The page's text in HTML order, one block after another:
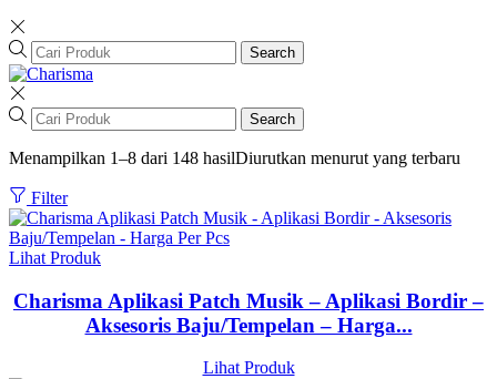
Search
Search
Menampilkan 1–8 dari 148 hasilDiurutkan menurut yang terbaru
Filter
Lihat Produk
Charisma Aplikasi Patch Musik – Aplikasi Bordir –
Aksesoris Baju/Tempelan – Harga...
Lihat Produk